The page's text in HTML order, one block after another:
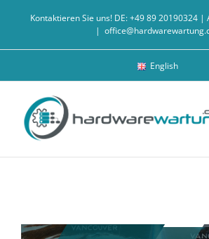
Kontaktieren Sie uns! DE: +49 89 20190324 |
|
English